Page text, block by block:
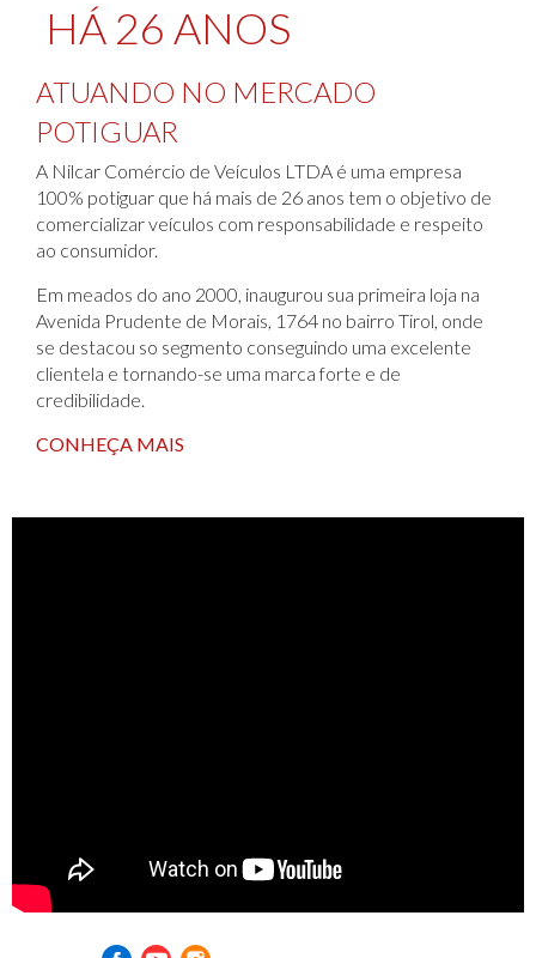
HÁ 26 ANOS
ATUANDO NO MERCADO
POTIGUAR
A Nilcar Comércio de Veículos LTDA é uma empresa
100% potiguar que há mais de 26 anos tem o objetivo de
comercializar veículos com responsabilidade e respeito
ao consumidor.
Em meados do ano 2000, inaugurou sua primeira loja na
Avenida Prudente de Morais, 1764 no bairro Tirol, onde
se destacou so segmento conseguindo uma excelente
clientela e tornando-se uma marca forte e de
credibilidade.
CONHEÇA MAIS